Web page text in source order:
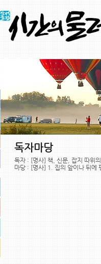
독자마당
독자 : [명사] 책, 신문, 잡지 따위
마당 : [명사] 1. 집의 앞이나 뒤에